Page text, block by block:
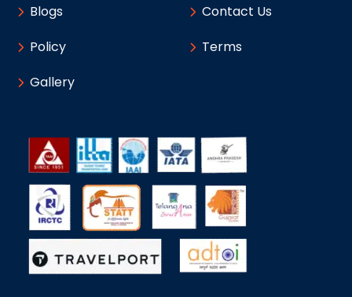
Blogs
Contact Us
Policy
Terms
Gallery